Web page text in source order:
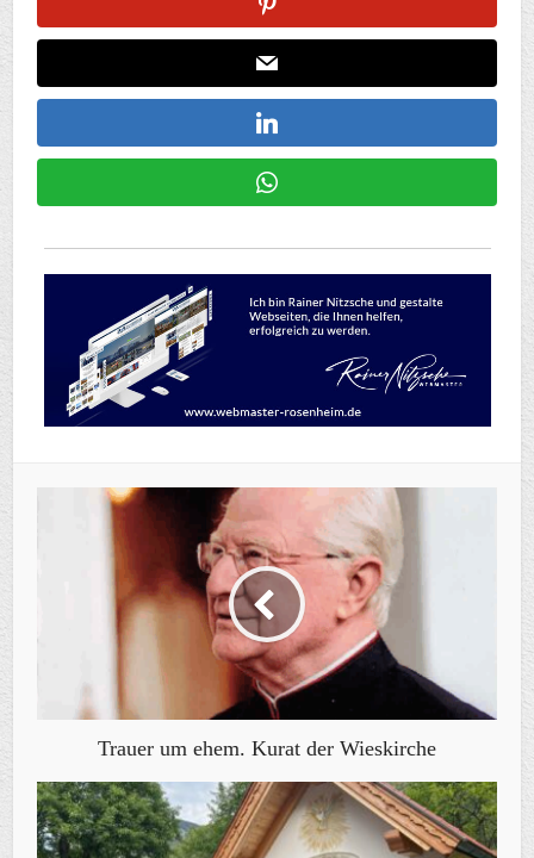
Trauer um ehem. Kurat der Wieskirche